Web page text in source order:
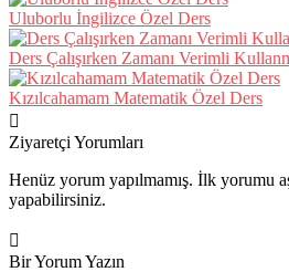
Uluborlu İngilizce Özel Ders
Ders Çalışırken Zamanı Verimli
Kızılcahamam Matematik Özel Ders
Ziyaretçi Yorumları
Henüz yorum yapılmamış. İlk yorumu
yapabilirsiniz.
Bir Yorum Yazın